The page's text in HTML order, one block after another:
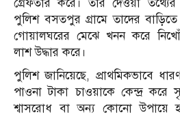
গ্রেফতার করে। তার দেওয়া তথ্যের
পুলিশ বসতপুর গ্রামে তাদের
গোয়ালঘরের মেঝে খনন করে
লাশ উদ্ধার করে।
পুলিশ জানিয়েছে, প্রাথমিকভাবে
পাওনা টাকা চাওয়াকে কেন্দ্র করে
শ্বাসরোধ বা অন্য কোনো উপায়ে